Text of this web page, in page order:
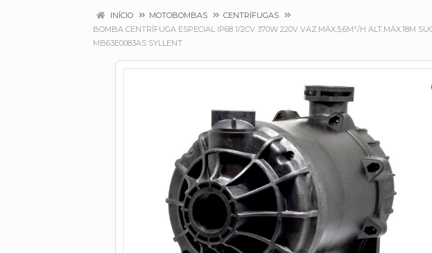
INÍCIO MOTOBOMBAS
CENTRÍFUGAS
BOMBA CENTRÍFUGA ESPECIAL IP68 1/2CV 370W 220V VAZ.MÁX.5,6M³/H ALT.MÁX.18M
MB63E0083AS SYLLENT